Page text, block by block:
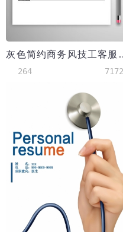
灰色简约
264